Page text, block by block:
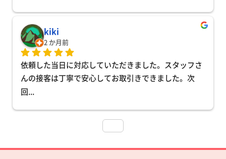
kiki
2 か月前
依頼した当日に対応していただきました。スタッフさ
んの接客は丁寧で安心してお取引きできました。次
回...